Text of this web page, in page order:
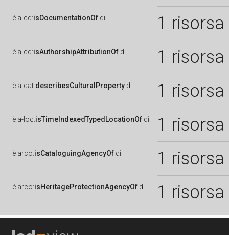
è a-cd:isDocumentationOf di 1 risorsa
è a-cd:isAuthorshipAttributionOf di 1 risorsa
è a-cat:describesCulturalProperty di 1 risorsa
è a-loc:isTimeIndexedTypedLocationOf di 1 risorsa
è arco:isCataloguingAgencyOf di 1 risorsa
è arco:isHeritageProtectionAgencyOf di 1 risorsa